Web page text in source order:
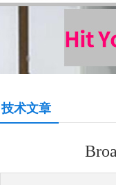
技术文章